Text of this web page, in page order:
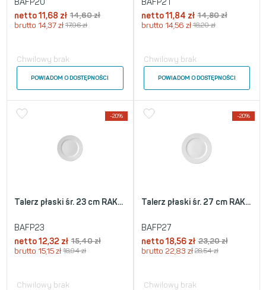
BAFP20
netto11,68 zł 14,60zł
brutto 14,37 zł 17,96zł
Chwilowy brak
POWIADOM O DOSTĘPNOŚCI
BAFP21
netto 11,84 zł 14,80zł
brutto 14,56 zł 18,20zł
Chwilowy brak
POWIADOM O DOSTĘPNOŚCI
-20%
Talerz płaski śr. 23 cm RAK...
BAFP23
netto12,32 zł 15,40zł
brutto 15,15 zł 18,94zł
Chwilowy brak
-20%
Talerz płaski śr. 27 cm RAK...
BAFP27
netto 18,56 zł 23,20zł
brutto 22,83 zł 28,54zł
Chwilowy brak